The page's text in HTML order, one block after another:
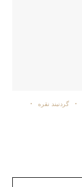
گردنبند نقره